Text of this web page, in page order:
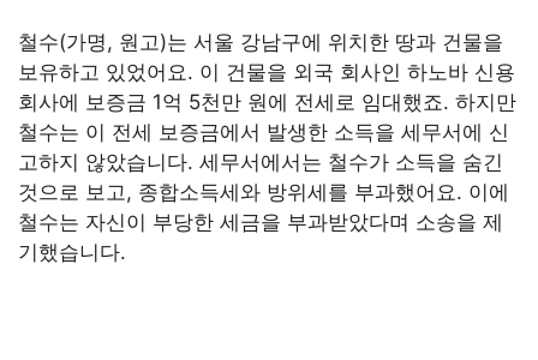
철수(가명, 원고)는 서울 강남구에 위치한 땅과 건물을
보유하고 있었어요. 이 건물을 외국 회사인 하노바 신용
회사에 보증금 1억 5천만 원에 전세로 임대했죠. 하지만
철수는 이 전세 보증금에서 발생한 소득을 세무서에 신
고하지 않았습니다. 세무서에서는 철수가 소득을 숨긴
것으로 보고, 종합소득세와 방위세를 부과했어요. 이에
철수는 자신이 부당한 세금을 부과받았다며 소송을 제
기했습니다.